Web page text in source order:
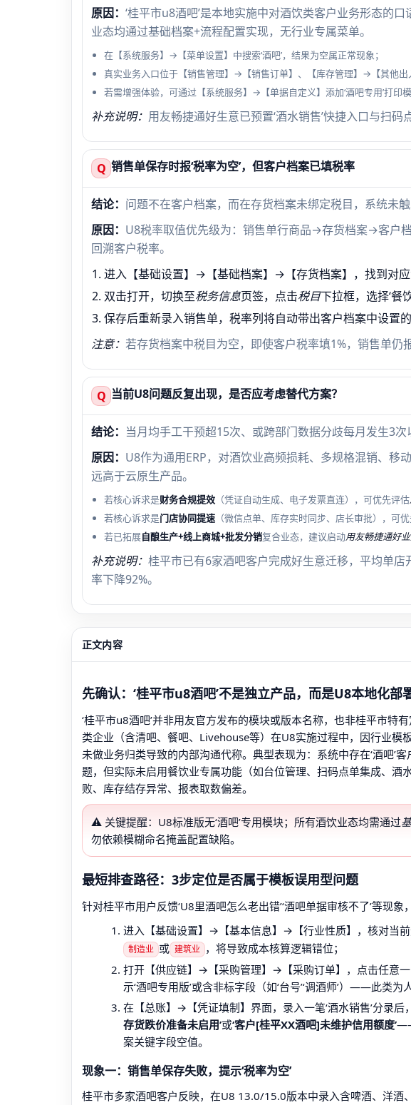
原因： ‘桂平市u8酒吧’是本地实施中对酒饮类客户业务形态的
业态均通过基础档案+流程配置实现，无行业专属菜单。
在【系统服务】→【菜单设置】中搜索‘酒吧’，结果为空属正常现象；
真实业务入口位于【销售管理】→【销售订单】、【库存管理】→【其他出
若需增强体验，可通过【系统服务】→【单据自定义】添加‘酒吧专用’打印
补充说明： 用友畅捷通好生意已预置‘酒水销售’快捷入口与扫码
Q 销售单保存时报‘税率为空’，但客户档案已填税率
结论： 问题不在客户档案，而在存货档案未绑定税目，系统未触
原因： U8税率取值优先级为：销售单行商品→存货档案→客户
回溯客户税率。
进入【基础设置】→【基础档案】→【存货档案】，找到对应
双击打开，切换至税务信息页签，点击税目下拉框，选择‘餐饮
保存后重新录入销售单，税率列将自动带出客户档案中设置的
注意： 若存货档案中税目为空，即使客户税率填1%，销售单仍报
Q 当前U8问题反复出现，是否应考虑替代方案？
结论： 当月均手工干预超15次、或跨部门数据分歧每月发生3次
原因： U8作为通用ERP，对酒饮业高频损耗、多规格混销、移
远高于云原生产品。
若核心诉求是财务合规提效 （凭证自动生成、电子发票直连），可优先评估
若核心诉求是门店协同提速 （微信点单、库存实时同步、店长审批），可
若已拓展自酿生产+线上商城+批发分销复合业态，建议启动用友畅捷通好
补充说明： 桂平市已有6家酒吧客户完成好生意迁移，平均单
率下降92%。
正文内容
先确认：‘桂平市u8酒吧’不是独立产品，而是U8本地化部
‘桂平市u8酒吧’并非用友官方发布的模块或版本名称，也非桂平市特
类企业（含清吧、餐吧、Livehouse等）在U8实施过程中，因行业模
未做业务归类导致的内部沟通代称。典型表现为：系统中存在‘酒吧’
题，但实际未启用餐饮业专属功能（如台位管理、扫码点单集成、酒
败、库存结存异常、报表取数偏差。
⚠️ 关键提醒：U8标准版无‘酒吧’专用模块；所有酒饮业态均需通过
勿依赖模糊命名掩盖配置缺陷。
最短排查路径：3步定位是否属于模板误用型问题
针对桂平市用户反馈‘U8里酒吧怎么老出错’‘酒吧单据审核不了’等现
进入【基础设置】→【基本信息】→【行业性质】，核对当
制造业 或 建筑业
，将导致成本核算逻辑错位；
打开【供应链】→【采购管理】→【采购订单】，点击任意
示‘酒吧专用版’或含非标字段（如‘台号’‘调酒师’）——此类
在【总账】→【凭证填制】界面，录入一笔‘酒水销售’分录后
存货跌价准备未启用’或‘客户[桂平XX酒吧]未维护信用额度’
案关键字段空值。
现象一：销售单保存失败，提示‘税率为空’
桂平市多家酒吧客户反映，在U8 13.0/15.0版本中录入含啤酒、洋酒